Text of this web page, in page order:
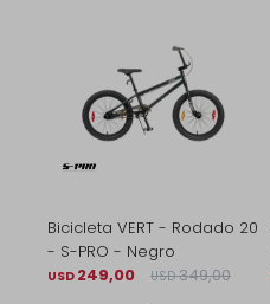
Bicicleta VERT - Rodado 20
- S-PRO - Negro
USD 249,00 USD 349,00